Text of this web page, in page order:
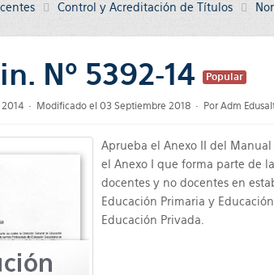
Control y Acreditación de Títulos
Nº 5392-14 Popular
2014 Modificado el 03 Septiembre 2018 PorAdm
Aprueba el Anexo II del
el Anexo I que forma parte de
docentes y no docentes en
Educación Primaria y
Educación Privada.